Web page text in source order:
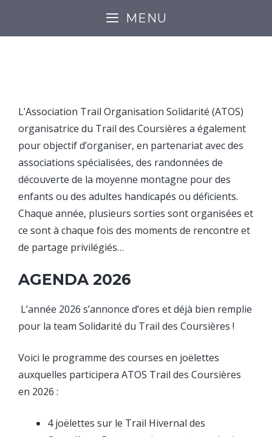
MENU
L’Association Trail Organisation Solidarité (ATOS)
organisatrice du Trail des Coursières a également
pour objectif d’organiser, en partenariat avec des
associations spécialisées, des randonnées de
découverte de la moyenne montagne pour des
enfants ou des adultes handicapés ou déficients.
Chaque année, plusieurs sorties sont organisées et
ce sont à chaque fois des moments de rencontre et
de partage privilégiés…
AGENDA 2026
L’année 2026 s’annonce d’ores et déjà bien remplie
pour la team Solidarité du Trail des Coursières !
Voici le programme des courses en joëlettes
auxquelles participera ATOS Trail des Coursières
en 2026 :
4 joëlettes sur le Trail Hivernal des